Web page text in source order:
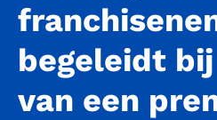
begeleidt
van een